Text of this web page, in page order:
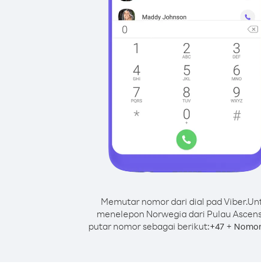
Memutar nomor dari dial pad Viber.
menelepon Norwegia dari Pulau
putar nomor sebagai berikut:+47+